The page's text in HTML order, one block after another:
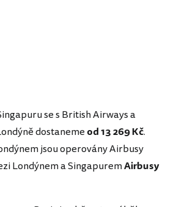
se s British Airways a
dostaneme od 13 269 Kč.
jsou operovány Airbusy
Londýnem a SingapuremAirbusy